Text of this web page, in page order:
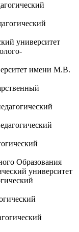
университет
имени М.В.
Образования
университет